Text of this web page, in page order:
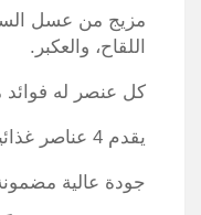
مزيج من عسل
اللقاح، والعكبر.
كل عنصر له فوائد
يقدم 4 عناصر غذائية في عبوة واحدة بسعر مميز.
جودة عالية